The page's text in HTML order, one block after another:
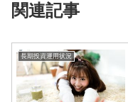
関連記事
長期投資運用状況